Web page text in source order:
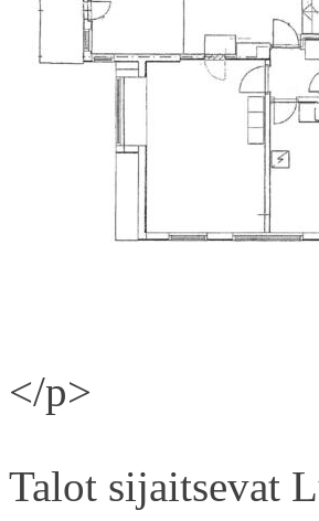
</p>
Talot sijaitsevat